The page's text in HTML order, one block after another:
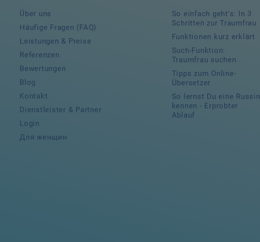
Über uns
Häufige Fragen (FAQ)
Leistungen & Preise
Referenzen
Bewertungen
Blog
Kontakt
Dienstleister & Partner
Login
Для женщин
So einfach geht's: In 3
Schritten zur Traumfrau
Funktionen kurz erklärt
Such-Funktion:
Traumfrau suchen
Tipps zum Online-
Übersetzer
So lernst Du eine Russin
kennen - Erprobter
Ablauf